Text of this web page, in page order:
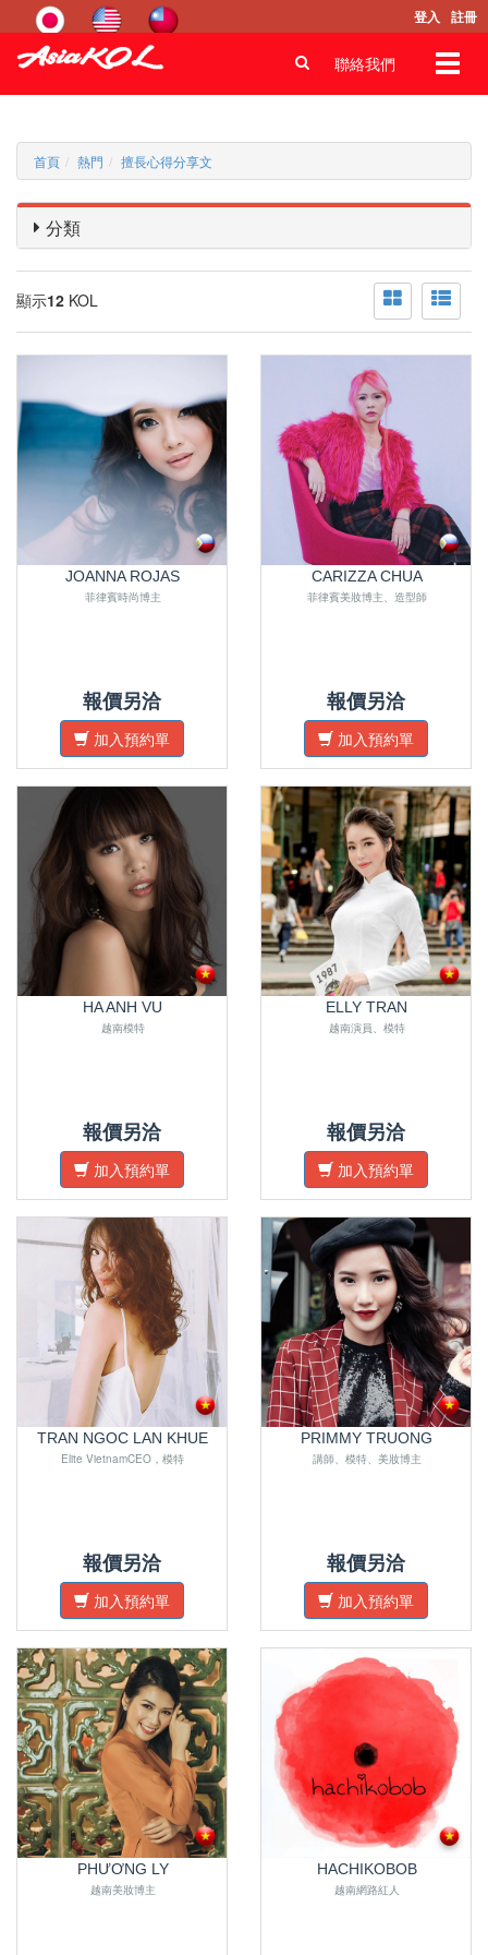
登入 註冊
聯絡我們
首頁 熱門 擅長心得分享文
分類
顯示12 KOL
JOANNA ROJAS
菲律賓時尚博主
報價另洽
加入預約單
CARIZZA CHUA
菲律賓美妝博主、造型師
報價另洽
加入預約單
HA ANH VU
越南模特
報價另洽
加入預約單
ELLY TRAN
越南演員、模特
報價另洽
加入預約單
TRAN NGOC LAN KHUE
Elite VietnamCEO，模特
報價另洽
加入預約單
PRIMMY TRUONG
講師、模特、美妝博主
報價另洽
加入預約單
PHƯƠNG LY
越南美妝博主
HACHIKOBOB
越南網路紅人